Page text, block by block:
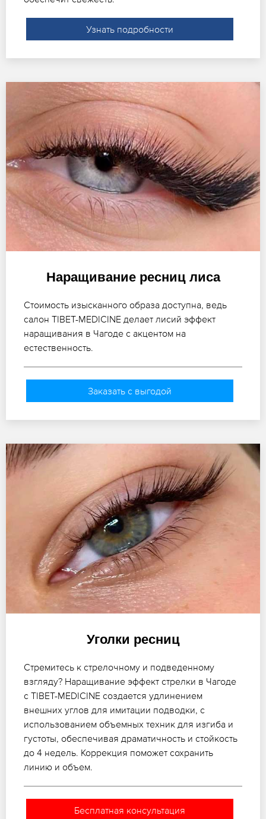
Узнать подробности
Наращивание ресниц лиса
Стоимость изысканного образа доступна, ведь
салон TIBET-MEDICINE делает лисий эффект
наращивания в Чагоде с акцентом на
естественность.
Заказать с выгодой
Уголки ресниц
Стремитесь к стрелочному и подведенному
взгляду? Наращивание эффект стрелки в Чагоде
с TIBET-MEDICINE создается удлинением
внешних углов для имитации подводки, с
использованием объемных техник для изгиба и
густоты, обеспечивая драматичность и стойкость
до 4 недель. Коррекция поможет сохранить
линию и объем.
Бесплатная консультация